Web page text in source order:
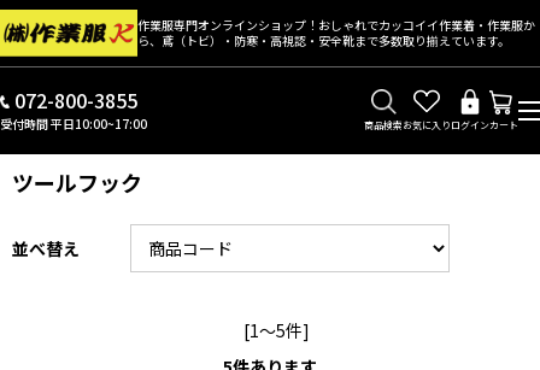
作業服専門オンラインショップ！おしゃれでカッコイイ作業着・作業服か
ら、鳶（トビ）・防寒・高視認・安全靴まで多数取り揃えています。
072-800-3855
受付時間 平日10:00~17:00 商品検索お気に入りログインカート
ツールフック
並べ替え
[1～5件]